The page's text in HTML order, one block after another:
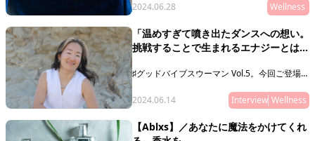
健康になりたいからでしょうか？
どれも正解かもしれません。
プ（関連性やつながり）に、目を向けることこ
そが本質的なウェルネスにつながるのではない
2024.06.28 Wellness
「温めすぎて噴き出たダンスへの想い。
挑戦することで生まれるエナジーとは」
♯グッドバイブスウーマン Vol.5。今回ご登場い
援し合う」をテーマにダンスWSを開催してい
る小黒英理子さんこと、ERIKOさん。10代から
クを経て40代の再挑戦。その挑戦は、どのよ
2024.06.14 Interview Wellness
【Ablxs】／あなたに魔法をかけてくれ